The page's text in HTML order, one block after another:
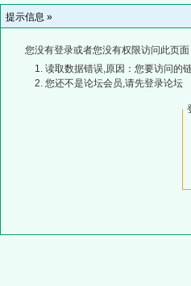
提示信息 »
您没有登录或者您没有权限访问此页
读取数据错误,原因：您要访问的
您还不是论坛会员,请先登录论坛